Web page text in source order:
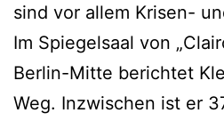
sind vor allem Krisen-
Im Spiegelsaal von
Berlin-Mitte berichtet
Weg. Inzwischen ist er